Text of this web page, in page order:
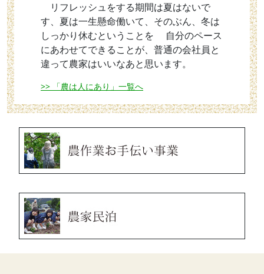
リフレッシュをする期間は夏はないで
す、夏は一生懸命働いて、そのぶん、冬は
しっかり休むということを 自分のペース
にあわせてできることが、普通の会社員と
違って農家はいいなあと思います。
>> 「農は人にあり」一覧へ